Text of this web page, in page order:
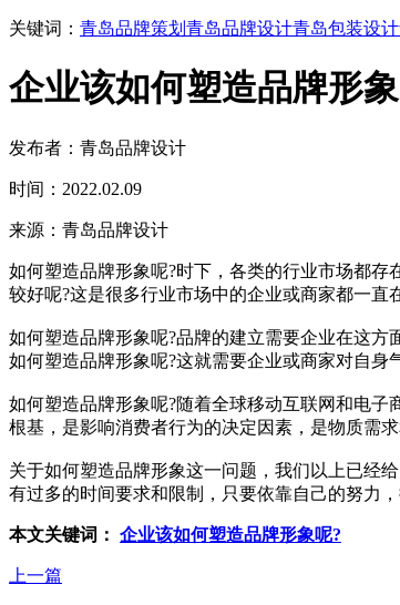
关键词： 青岛品牌策划 青岛品牌设计青岛包装设计
企业该如何塑造品牌形
发布者：青岛品牌设计
时间：2022.02.09
来源：青岛品牌设计
如何塑造品牌形象呢?时下，各类的行业市场都
较好呢?这是很多行业市场中的企业或商家都一直
如何塑造品牌形象呢?品牌的建立需要企业在这
如何塑造品牌形象呢?这就需要企业或商家对自身
如何塑造品牌形象呢?随着全球移动互联网和电
根基，是影响消费者行为的决定因素，是物质需
关于如何塑造品牌形象这一问题，我们以上已经
有过多的时间要求和限制，只要依靠自己的努力
本文关键词： 企业该如何塑造品牌形象呢?
上一篇